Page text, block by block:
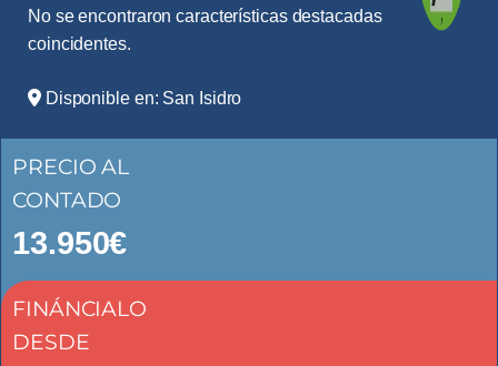
No se encontraron características destacadas
coincidentes.
Disponible en: San Isidro
PRECIO AL
CONTADO
13.950€
FINÁNCIALO
DESDE